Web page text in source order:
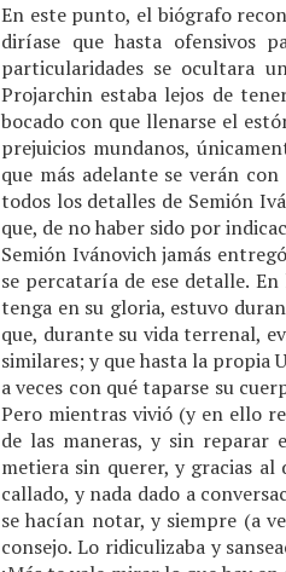
En este punto, el biógrafo
diríase que hasta ofensivos
particularidades se ocultara
Projarchin estaba lejos de
bocado con que llenarse el
prejuicios mundanos,
que más adelante se verán
todos los detalles de Semión
que, de no haber sido por
Semión Ivánovich jamás
se percataría de ese detalle.
tenga en su gloria, estuvo
que, durante su vida terrenal,
similares; y que hasta la propia
a veces con qué taparse su
Pero mientras vivió (y en ello
de las maneras, y sin reparar
metiera sin querer, y gracias al
callado, y nada dado a
se hacían notar, y siempre (a
consejo. Lo ridiculizaba y